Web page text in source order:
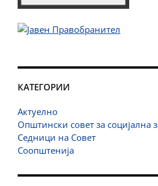
КАТЕГОРИИ
Актуелно
Општински совет за социјална
Седници на Совет
Соопштенија